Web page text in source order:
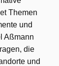
Themen
und
Aßmann
die
und